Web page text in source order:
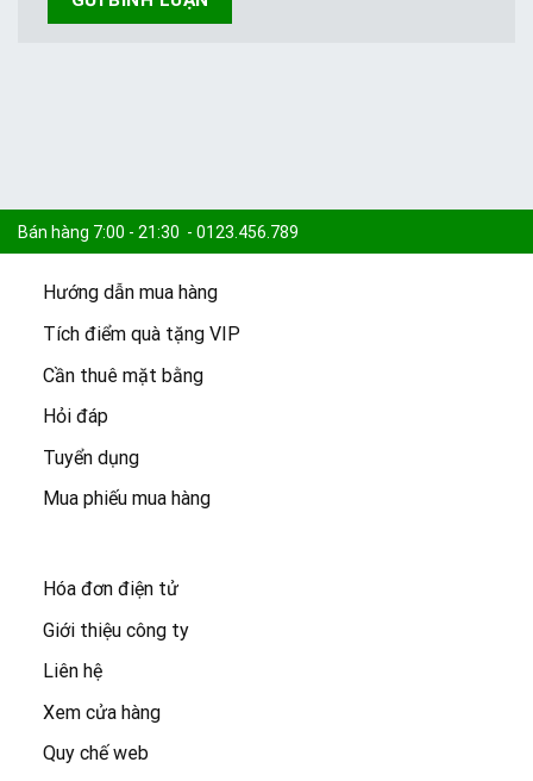
Bán hàng 7:00 - 21:30 - 0123.456.789
Khiếu nại 7:30 - 21:00 - 0123.456.789
15.000 sản phẩm -
Hướng dẫn mua hàng
Tích điểm quà tặng VIP
Cần thuê mặt bằng
Hỏi đáp
Tuyển dụng
Mua phiếu mua hàng
Hóa đơn điện tử
Giới thiệu công ty
Liên hệ
Xem cửa hàng
Quy chế web